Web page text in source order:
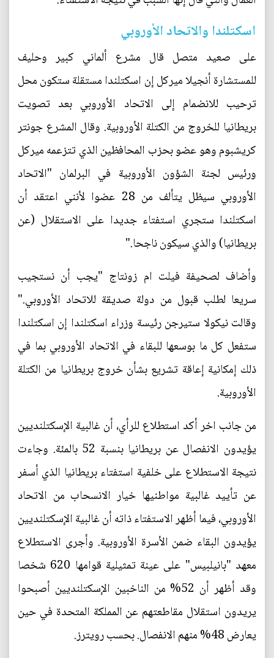
اسكتلندا والاتحاد الأوروبي
على صعيد متصل قال مشرع ألماني كبير وحليف
للمستشارة أنجيلا ميركل إن اسكتلندا مستقلة ستكون محل
ترحيب للانضمام إلى الاتحاد الأوروبي بعد تصويت
بريطانيا للخروج من الكتلة الأوروبية. وقال المشرع جونتر
كريشبوم وهو عضو بحزب المحافظين الذي تتزعمه ميركل
ورئيس لجنة الشؤون الأوروبية في البرلمان "الاتحاد
الأوروبي سيظل يتألف من 28 عضوا لأنني اعتقد أن
اسكتلندا ستجري استفتاء جديدا على الاستقلال (عن
بريطانيا) والذي سيكون ناجحا."
وأضاف لصحيفة فيلت ام زونتاج "يجب أن نستجيب
سريعا لطلب قبول من دولة صديقة للاتحاد الأوروبي."
وقالت نيكولا ستيرجن رئيسة وزراء اسكتلندا إن اسكتلندا
ستفعل كل ما بوسعها للبقاء في الاتحاد الأوروبي بما في
ذلك إمكانية إعاقة تشريع بشأن خروج بريطانيا من الكتلة
الأوروبية.
من جانب اخر أكد استطلاع للرأي، أن غالبية الإسكتلنديين
يؤيدون الانفصال عن بريطانيا بنسبة 52 بالمئة. وجاءت
نتيجة الاستطلاع على خلفية استفتاء بريطانيا الذي أسفر
عن تأييد غالبية مواطنيها خيار الانسحاب من الاتحاد
الأوروبي، فيما أظهر الاستفتاء ذاته أن غالبية الإسكتلنديين
يؤيدون البقاء ضمن الأسرة الأوروبية. وأجرى الاستطلاع
معهد "بانيلبيس" على عينة تمثيلية قوامها 620 شخصا
وقد أظهر أن 52% من الناخبين الإسكتلنديين أصبحوا
يريدون استقلال مقاطعتهم عن المملكة المتحدة في حين
يعارض 48% منهم الانفصال. بحسب رويترز.